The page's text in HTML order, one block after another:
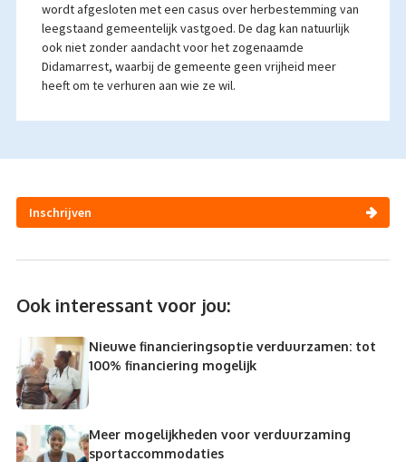
wordt afgesloten met een casus over herbestemming van
leegstaand gemeentelijk vastgoed. De dag kan natuurlijk
ook niet zonder aandacht voor het zogenaamde
Didamarrest, waarbij de gemeente geen vrijheid meer
heeft om te verhuren aan wie ze wil.
Inschrijven
Ook interessant voor jou:
Nieuwe financieringsoptie verduurzamen: tot
100% financiering mogelijk
Meer mogelijkheden voor verduurzaming
sportaccommodaties